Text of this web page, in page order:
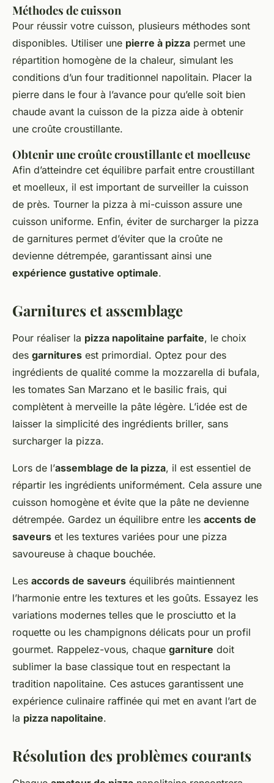
Méthodes de cuisson
Pour réussir votre cuisson, plusieurs méthodes sont
disponibles. Utiliser une pierre à pizza permet une
répartition homogène de la chaleur, simulant les
conditions d’un four traditionnel napolitain. Placer la
pierre dans le four à l’avance pour qu’elle soit bien
chaude avant la cuisson de la pizza aide à obtenir
une croûte croustillante.
Obtenir une croûte croustillante et moelleuse
Afin d’atteindre cet équilibre parfait entre croustillant
et moelleux, il est important de surveiller la cuisson
de près. Tourner la pizza à mi-cuisson assure une
cuisson uniforme. Enfin, éviter de surcharger la pizza
de garnitures permet d’éviter que la croûte ne
devienne détrempée, garantissant ainsi une
expérience gustative optimale.
Garnitures et assemblage
Pour réaliser la pizza napolitaine parfaite, le choix
des garnitures est primordial. Optez pour des
ingrédients de qualité comme la mozzarella di bufala,
les tomates San Marzano et le basilic frais, qui
complètent à merveille la pâte légère. L’idée est de
laisser la simplicité des ingrédients briller, sans
surcharger la pizza.
Lors de l’assemblage de la pizza, il est essentiel de
répartir les ingrédients uniformément. Cela assure une
cuisson homogène et évite que la pâte ne devienne
détrempée. Gardez un équilibre entre les accents de
saveurs et les textures variées pour une pizza
savoureuse à chaque bouchée.
Les accords de saveurs équilibrés maintiennent
l’harmonie entre les textures et les goûts. Essayez les
variations modernes telles que le prosciutto et la
roquette ou les champignons délicats pour un profil
gourmet. Rappelez-vous, chaque garniture doit
sublimer la base classique tout en respectant la
tradition napolitaine. Ces astuces garantissent une
expérience culinaire raffinée qui met en avant l’art de
la pizza napolitaine.
Résolution des problèmes courants